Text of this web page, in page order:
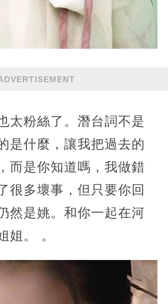
太粉絲了。潛台詞不是
是什麼，讓我把過去的
而是你知道嗎，我做錯
很多壞事，但只要你回
然是姚。和你一起在河
姐。 。